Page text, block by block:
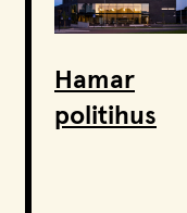
Hamar
politihus